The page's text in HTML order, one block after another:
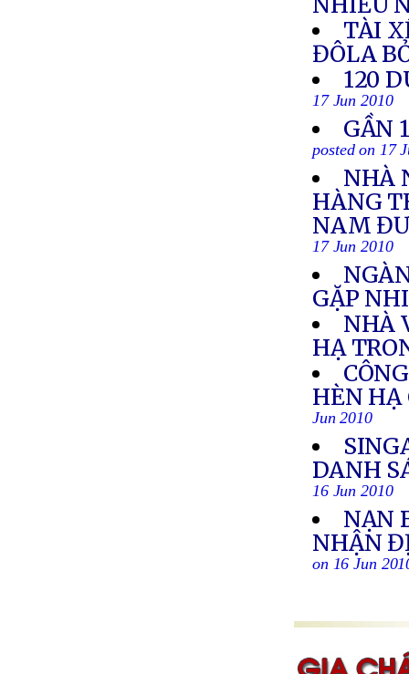
TÀI
ĐÔLA
120
17 Jun 2010
GẦN
posted on 17
NHÀ
HÀNG
NAM
17 Jun 2010
GẶP
NHÀ
HẠ
HÈN
Jun 2010
DANH
16 Jun 2010
NẠN
NHẬN
on 16 Jun